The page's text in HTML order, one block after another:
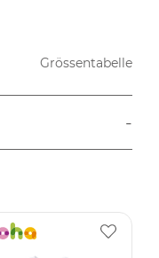
Grössentabelle
-